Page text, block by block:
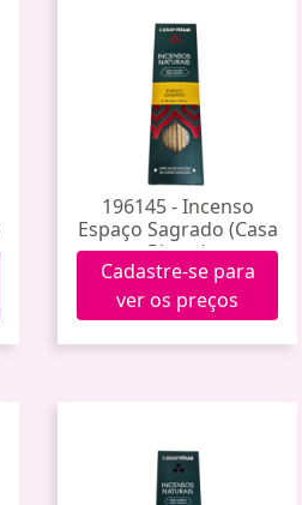
196145 - Incenso
Espaço Sagrado (Casa
Rittua)
Cadastre-se para
ver os preços